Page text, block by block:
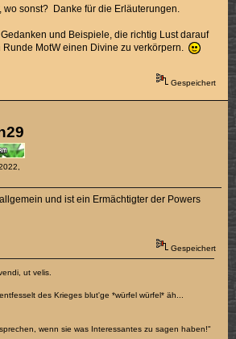
wo sonst? Danke für die Erläuterungen.
und Beispiele, die richtig Lust darauf
Runde MotW einen Divine zu verkörpern.
Gespeichert
und ist ein Ermächtigter der Powers
Gespeichert
ut velis.
des Krieges blut'ge *würfel würfel* äh...
wenn sie was Interessantes zu sagen haben!"